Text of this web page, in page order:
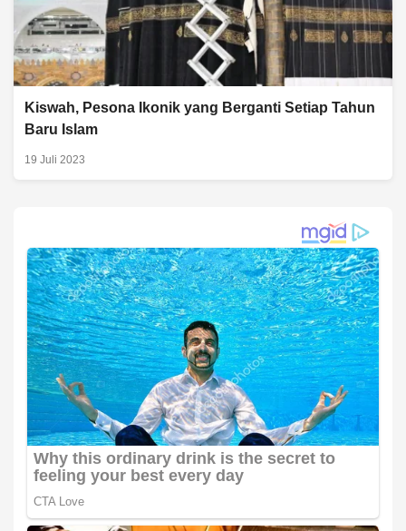
Kiswah, Pesona Ikonik yang Berganti Setiap Tahun
Baru Islam
19 Juli 2023